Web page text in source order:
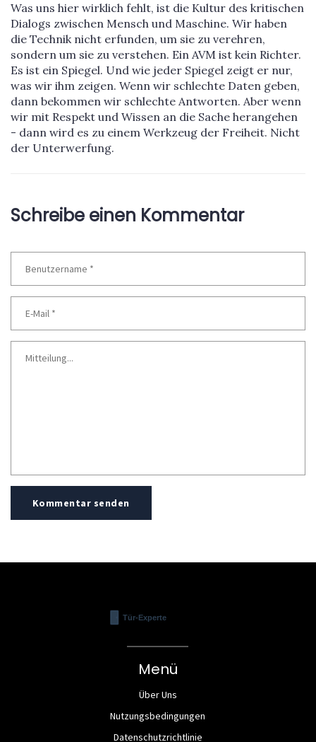
Was uns hier wirklich fehlt, ist die Kultur des kritischen
Dialogs zwischen Mensch und Maschine. Wir haben
die Technik nicht erfunden, um sie zu verehren,
sondern um sie zu verstehen. Ein AVM ist kein Richter.
Es ist ein Spiegel. Und wie jeder Spiegel zeigt er nur,
was wir ihm zeigen. Wenn wir schlechte Daten geben,
dann bekommen wir schlechte Antworten. Aber wenn
wir mit Respekt und Wissen an die Sache herangehen
- dann wird es zu einem Werkzeug der Freiheit. Nicht
der Unterwerfung.
Schreibe einen Kommentar
Kommentar senden
Menü
Über Uns
Nutzungsbedingungen
Datenschutzrichtlinie